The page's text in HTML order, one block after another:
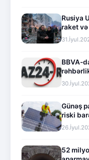
Rusiya
raket
BBVA-
Günəş
riski
52